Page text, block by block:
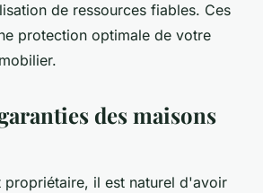
de ressources fiables. Ces
protection optimale de votre
des maisons
propriétaire, il est naturel d'avoir